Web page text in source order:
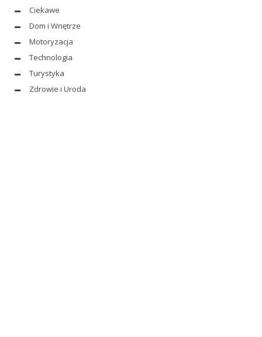
Ciekawe
Dom i Wnętrze
Motoryzacja
Technologia
Turystyka
Zdrowie i Uroda